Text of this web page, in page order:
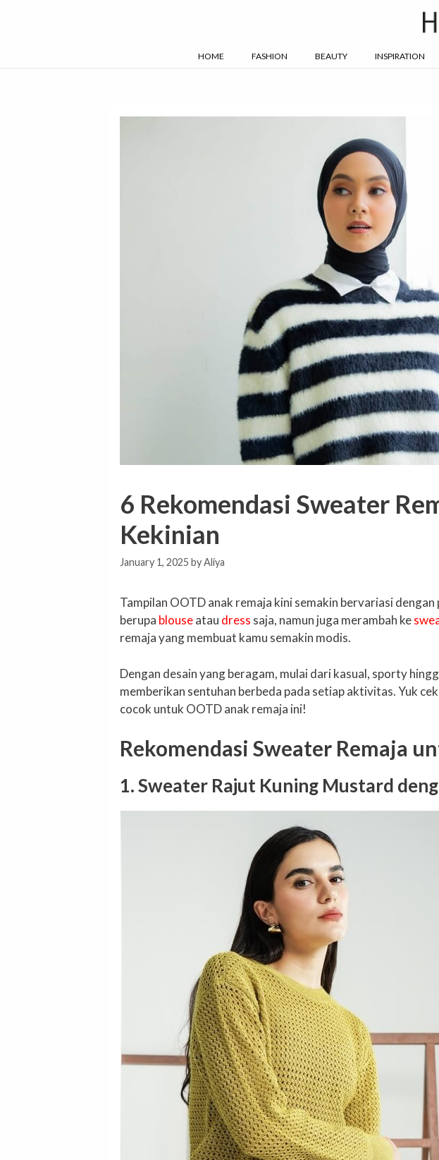
HOME FASHION BEAUTY INSPIRATION
6 Rekomendasi Sweater
Kekinian
January 1, 2025 byAliya
Tampilan OOTD anak remaja kini semakin bervariasi
berupa blouseatau dress saja, namun juga merambah ke
remaja yang membuat kamu semakin modis.
Dengan desain yang beragam, mulai dari kasual, sporty
memberikan sentuhan berbeda pada setiap aktivitas. Yuk
cocok untuk OOTD anak remaja ini!
Rekomendasi Sweater Remaja
1. Sweater Rajut Kuning Mustard